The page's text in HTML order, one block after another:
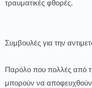
τραυματικές φθορές.
Συμβουλές για την
Παρόλο που πολλές από
μπορούν να